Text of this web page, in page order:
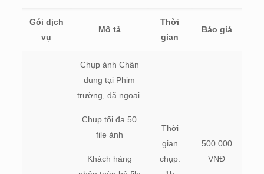
Gói dịch
vụ
Mô tả
Thời
gian
Báo giá
Chụp ảnh Chân
dung tại Phim
trường, dã ngoại.
Chụp tối đa 50
file ảnh
Khách hàng
Thời
gian
chụp:
500.000
VNĐ